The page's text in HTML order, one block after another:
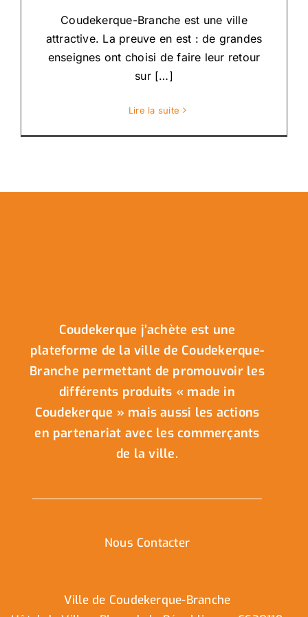
Coudekerque-Branche est une ville
attractive. La preuve en est : de grandes
enseignes ont choisi de faire leur retour
sur […]
Lire la suite
Coudekerque j’achète est une
plateforme de la ville de Coudekerque-
Branche permettant de promouvoir les
différents produits « made in
Coudekerque » mais aussi les actions
en partenariat avec les commerçants
de la ville.
Nous Contacter
Ville de Coudekerque-Branche